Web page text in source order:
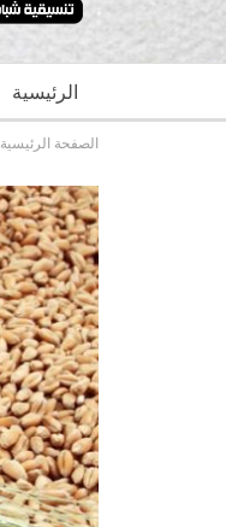
الرئيسية
الصفحة الرئيسية